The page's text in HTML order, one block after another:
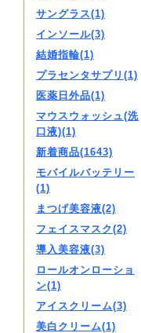
サングラス(1)
インソール(3)
結婚指輪(1)
プラセンタサプリ(1)
医薬日外品(1)
マウスウォッシュ(洗
口液)(1)
新着商品(1643)
モバイルバッテリー
(1)
まつげ美容液(2)
フェイスマスク(2)
導入美容液(3)
ロールオンローショ
ン(1)
アイスクリーム(3)
美白クリーム(1)